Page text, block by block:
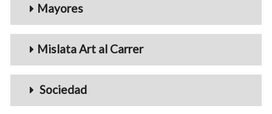
Mayores
Mislata Art al Carrer
Sociedad